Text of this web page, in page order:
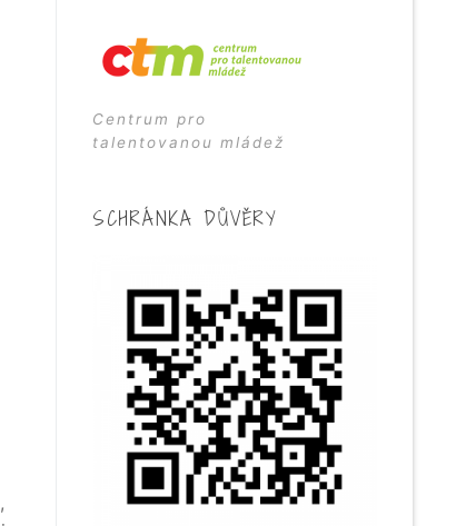
Centrum pro
talentovanou mládež
SCHRÁNKA DŮVĚRY